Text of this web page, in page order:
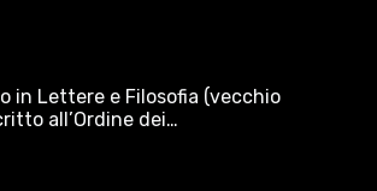
in Lettere e Filosofia (vecchio
all’Ordine dei…